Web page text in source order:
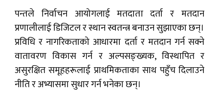
पन्तले निर्वाचन आयोगलाई मतदाता दर्ता र मतदान
प्रणालीलाई डिजिटल र स्थान स्वतन्त्र बनाउन सुझाएका छन्।
प्रविधि र नागरिकताको आधारमा दर्ता र मतदान गर्न सक्ने
वातावरण विकास गर्न र अल्पसङ्ख्यक, विस्थापित र
असुरक्षित समूहहरूलाई प्राथमिकताका साथ पहुँच दिलाउने
नीति र अभ्यासमा सुधार गर्न भनेका छन्।